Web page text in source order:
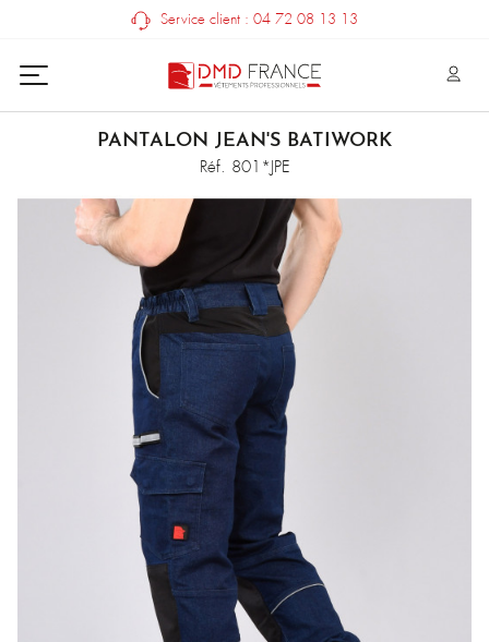
Service client : 04 72 08 13 13
PANTALON JEAN'S BATIWORK
Réf. 801*JPE